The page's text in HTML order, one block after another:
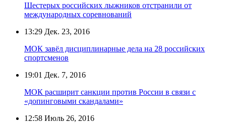
Шестерых российских лыжников отстранили от
международных соревнований
13:29 Дек. 23, 2016
МОК завёл дисциплинарные дела на 28 российских
спортсменов
19:01 Дек. 7, 2016
МОК расширит санкции против России в связи с
«допинговыми скандалами»
12:58 Июль 26, 2016